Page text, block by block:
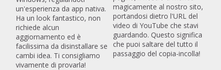
un'esperienza da app nativa.
Ha un look fantastico, non
richiede alcun
aggiornamento ed è
facilissima da disinstallare se
cambi idea. Ti consigliamo
vivamente di provarla!
magicamente al nostro sito,
portandosi dietro l'URL del
video di YouTube che stavi
guardando. Questo significa
che puoi saltare del tutto il
passaggio del copia-incolla!